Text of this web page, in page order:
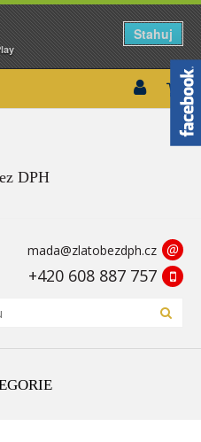
Stahuj
DPH
mada@zlatobezdph.cz @
+420 608 887 757